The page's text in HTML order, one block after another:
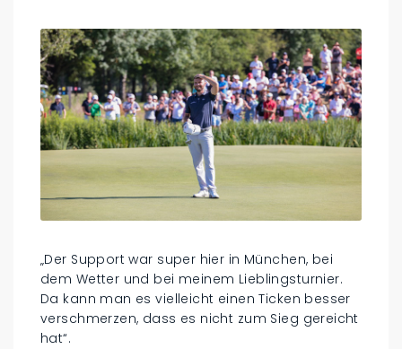
„Der Support war super hier in München, bei
dem Wetter und bei meinem Lieblingsturnier.
Da kann man es vielleicht einen Ticken besser
verschmerzen, dass es nicht zum Sieg gereicht
hat“.